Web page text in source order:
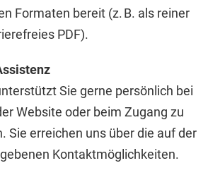
Formaten bereit (z. B. als reiner
PDF).
Sie gerne persönlich bei
Website oder beim Zugang zu
Sie erreichen uns über die auf der
Kontaktmöglichkeiten.